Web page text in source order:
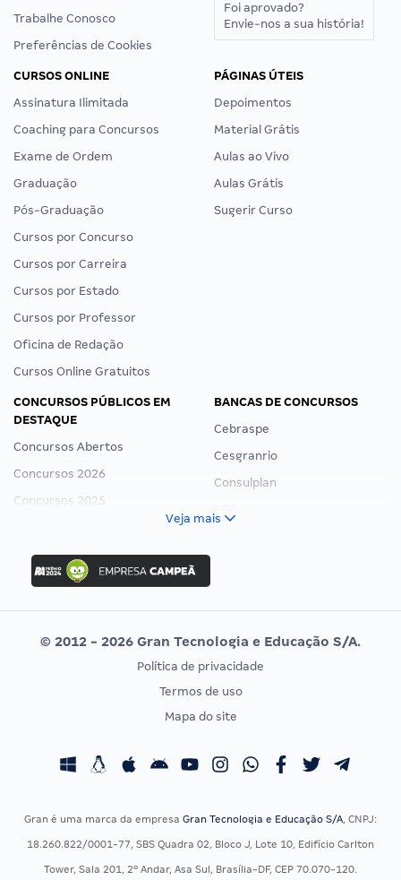
Trabalhe Conosco
Preferências de Cookies
Foi aprovado?
Envie-nos a sua história!
CURSOS ONLINE
Assinatura Ilimitada
Coaching para Concursos
Exame de Ordem
Graduação
Pós-Graduação
Cursos por Concurso
Cursos por Carreira
Cursos por Estado
Cursos por Professor
Oficina de Redação
Cursos Online Gratuitos
PÁGINAS ÚTEIS
Depoimentos
Material Grátis
Aulas ao Vivo
Aulas Grátis
Sugerir Curso
CONCURSOS PÚBLICOS EM
DESTAQUE
Concursos Abertos
Concursos 2026
Concursos 2025
Concurso Ibama
Concurso MPU
Editais publicados
BANCAS DE CONCURSOS
Cebraspe
Cesgranrio
Consulplan
Vunesp
CONCURSOS POR PROFISSÃO
Concursos Fiscais
Concursos Saúde
EXAME DE ORDEM
Calendário OAB
Veja mais
© 2012 - 2026 Gran Tecnologia e Educação S/A.
Política de privacidade
Termos de uso
Mapa do site
Gran é uma marca da empresa Gran Tecnologia e Educação S/A, CNPJ:
18.260.822/0001-77, SBS Quadra 02, Bloco J, Lote 10, Edifício Carlton
Tower, Sala 201, 2º Andar, Asa Sul, Brasília-DF, CEP 70.070-120.